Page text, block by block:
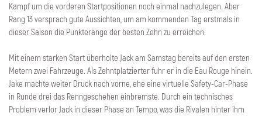
Kampf um die vorderen Startpositionen noch einmal nachzulegen. Aber
Rang 13 versprach gute Aussichten, um am kommenden Tag erstmals in
dieser Saison die Punkteränge der besten Zehn zu erreichen.
Mit einem starken Start überholte Jack am Samstag bereits auf den ersten
Metern zwei Fahrzeuge. Als Zehntplatzierter fuhr er in die Eau Rouge hinein.
Jake machte weiter Druck nach vorne, ehe eine virtuelle Safety-Car-Phase
in Runde drei das Renngeschehen einbremste. Durch ein technisches
Problem verlor Jack in dieser Phase an Tempo, was die Rivalen hinter ihm